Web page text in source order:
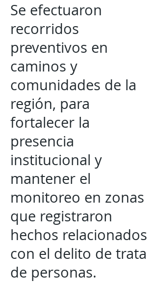
Se efectuaron
recorridos
preventivos en
caminos y
comunidades de la
región, para
fortalecer la
presencia
institucional y
mantener el
monitoreo en zonas
que registraron
hechos relacionados
con el delito de trata
de personas.